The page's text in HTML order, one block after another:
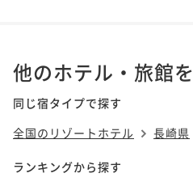
他のホテル・旅館
同じ宿タイプで探す
全国のリゾートホテル
長崎県
ランキングから探す